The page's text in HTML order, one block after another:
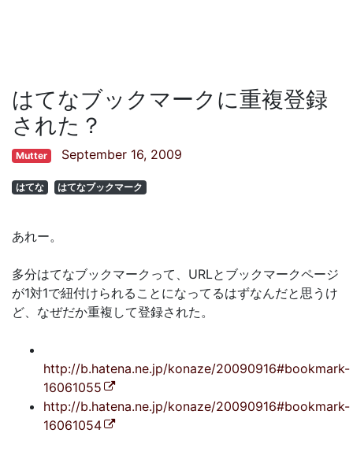
はてなブックマークに重複登録
された？
Mutter September 16, 2009
はてな はてなブックマーク
あれー。
多分はてなブックマークって、URLとブックマークページ
が1対1で紐付けられることになってるはずなんだと思うけ
ど、なぜだか重複して登録された。
http://b.hatena.ne.jp/konaze/20090916#bookmark-
16061055
http://b.hatena.ne.jp/konaze/20090916#bookmark-
16061054